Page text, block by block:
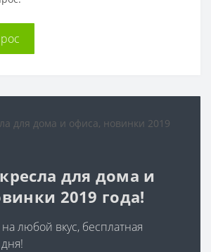
для дома и
2019 года!
любой вкус, бесплатная